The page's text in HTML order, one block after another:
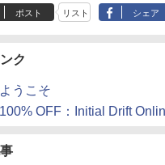
ポスト リスト シェア
ク
うこそ
OFF：Initial Drift